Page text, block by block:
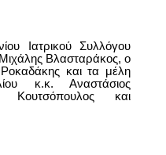
Ιατρικού Συλλόγου
Βλασταράκος, ο
και τα μέλη
κ.κ. Αναστάσιος
Κουτσόπουλος και